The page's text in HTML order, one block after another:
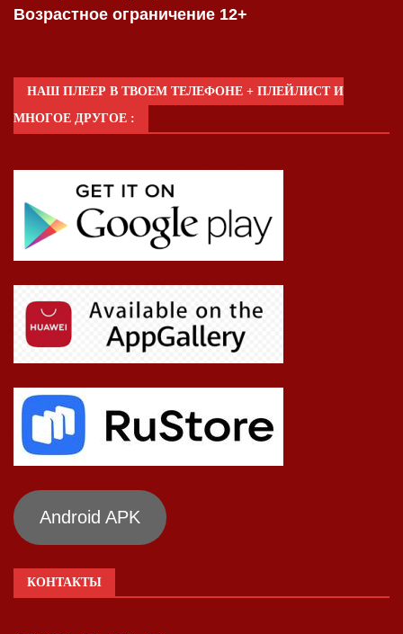
Возрастное ограничение 12+
НАШ ПЛЕЕР В ТВОЕМ ТЕЛЕФОНЕ + ПЛЕЙЛИСТ И
МНОГОЕ ДРУГОЕ :
Android APK
КОНТАКТЫ